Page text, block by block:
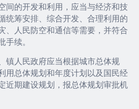
的开发和利用，应当与经济和技
统筹安排、综合开发、合理利用的
、人民防空和通信等需要，并符合
续。
人民政府应当根据城市总体规
用总体规划和年度计划以及国民经
近期建设规划，报总体规划审批机